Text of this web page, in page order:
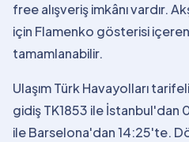
free alışveriş imkânı vardır.
için Flamenko gösterisi
tamamlanabilir.
Ulaşım Türk Havayolları
gidiş TK1853 ile
ile Barselona'dan 14:25'te.